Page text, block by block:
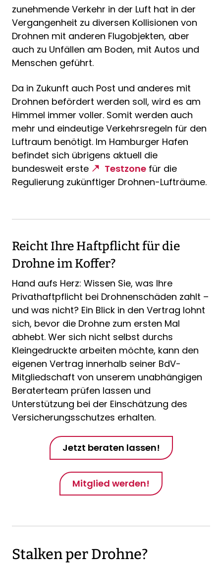
zunehmende Verkehr in der Luft hat in der
Vergangenheit zu diversen Kollisionen von
Drohnen mit anderen Flugobjekten, aber
auch zu Unfällen am Boden, mit Autos und
Menschen geführt.
Da in Zukunft auch Post und anderes mit
Drohnen befördert werden soll, wird es am
Himmel immer voller. Somit werden auch
mehr und eindeutige Verkehrsregeln für den
Luftraum benötigt. Im Hamburger Hafen
befindet sich übrigens aktuell die
bundesweit erste
Testzone für die
Regulierung zukünftiger Drohnen-Lufträume.
Reicht Ihre Haftpflicht für die
Drohne im Koffer?
Hand aufs Herz: Wissen Sie, was Ihre
Privathaftpflicht bei Drohnenschäden zahlt –
und was nicht? Ein Blick in den Vertrag lohnt
sich, bevor die Drohne zum ersten Mal
abhebt. Wer sich nicht selbst durchs
Kleingedruckte arbeiten möchte, kann den
eigenen Vertrag innerhalb seiner BdV-
Mitgliedschaft von unserem unabhängigen
Beraterteam prüfen lassen und
Unterstützung bei der Einschätzung des
Versicherungsschutzes erhalten.
Jetzt beraten lassen!
Mitglied werden!
Stalken per Drohne?